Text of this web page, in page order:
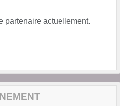
partenaire actuellement.